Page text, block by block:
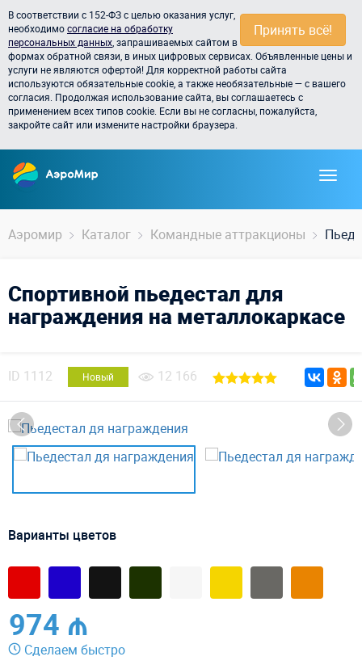
Принять всё!
В соответствии с 152-ФЗ с целью оказания услуг,
необходимосогласие на обработку
персональных данных , запрашиваемых сайтом в
формах обратной связи, в иных цифровых сервисах. Объявленные цены и
услуги не являются офертой! Для корректной работы сайта
используются обязательные cookie, а также необязательные — с вашего
согласия. Продолжая использование сайта, вы соглашаетесь с
применением всех типов cookie. Если вы не согласны, пожалуйста,
закройте сайт или измените настройки браузера.
Аэромир Каталог Командные аттракционы
Спортивной пьедестал для
награждения на металлокаркасе
ID 1112 Новый 12 166
Варианты цветов
974 ₼
Сделаем быстро